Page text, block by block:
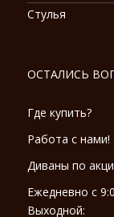
Стулья
ОСТАЛИСЬ
Где купить?
Работа с нами!
Диваны по
Ежедневно с
Выходной: